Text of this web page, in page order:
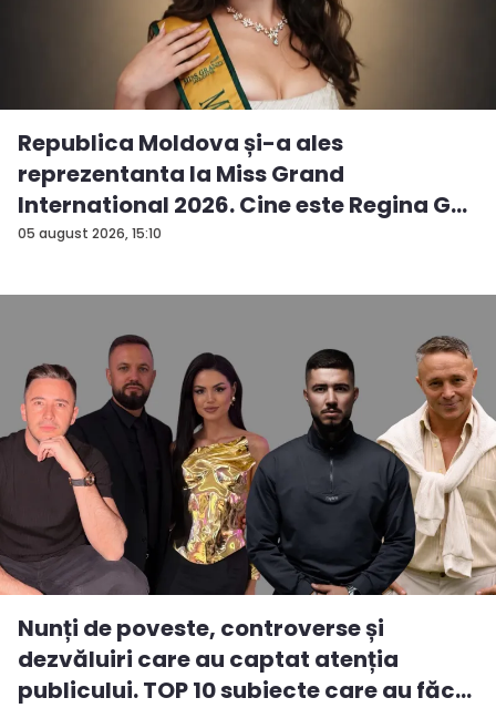
05 august 2026, 15:10
Republica Moldova și-a ales
reprezentanta la Miss Grand
International 2026. Cine este Regina G...
Nunți de poveste, controverse și
dezvăluiri care au captat atenția
publicului. TOP 10 subiecte care au făc...